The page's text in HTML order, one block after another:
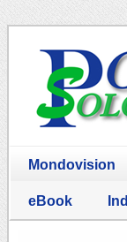
Mondovision
eBook